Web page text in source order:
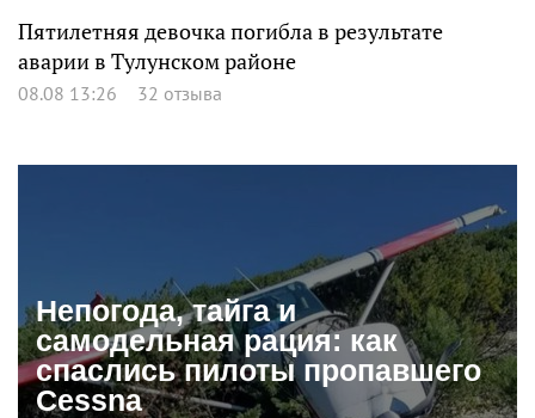
Пятилетняя девочка погибла в результате
аварии в Тулунском районе
08.08 13:26 32 отзыва
Непогода, тайга и
самодельная рация: как
спаслись пилоты пропавшего
Cessna